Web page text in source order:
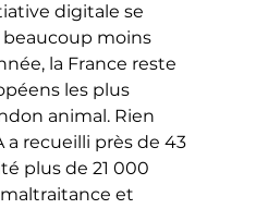
digitale se
moins
la France reste
les plus
animal. Rien
a recueilli près de 43
plus de 21 000
et